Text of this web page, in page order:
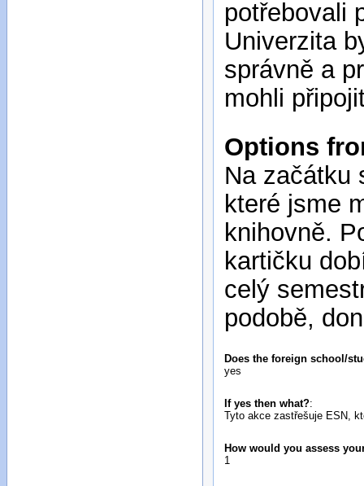
potřebovali
Univerzita
správně a
mohli
Options
Na začátku
které jsme
knihovně.
kartičku
celý
podobě,
Does the foreign school/
yes
If yes then what?:
Tyto akce zastřešuje ESN,
How would you assess
1